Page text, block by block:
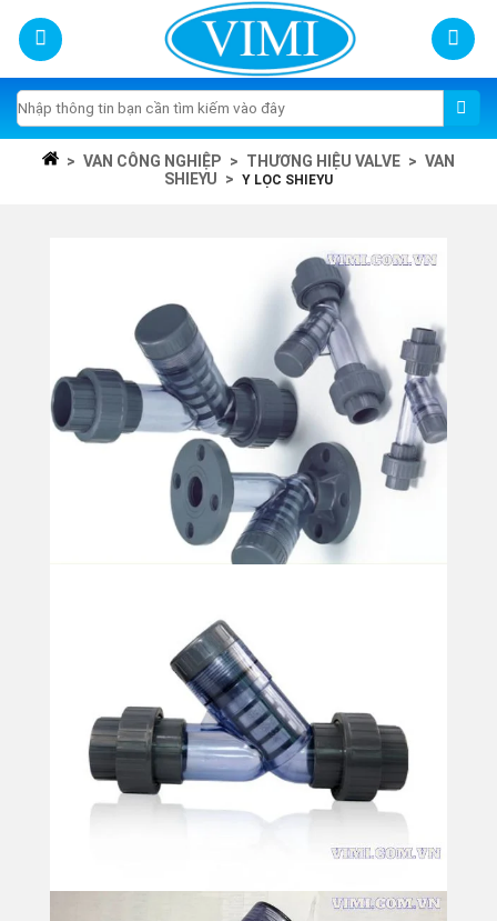
content
Tìm
kiếm:
> VAN CÔNG NGHIỆP > THƯƠNG HIỆU VALVE > VAN
SHIEYU > Y LỌC SHIEYU